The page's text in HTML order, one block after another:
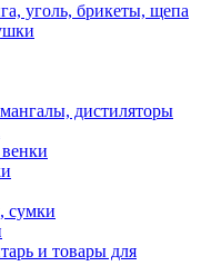
уголь, брикеты, щепа
дистиляторы
сумки
и товары для